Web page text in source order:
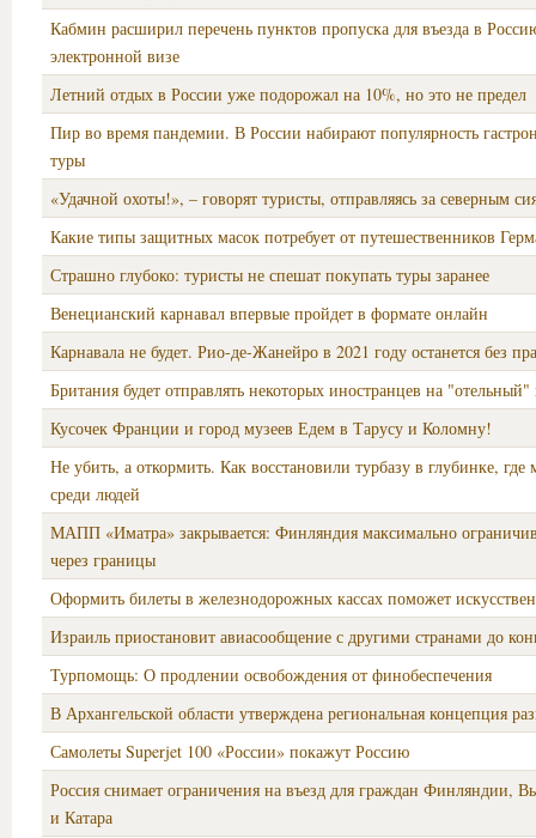
Кабмин расширил перечень пунктов пропуска для въезда в
электронной визе
Летний отдых в России уже подорожал на 10%, но это не предел
Пир во время пандемии. В России набирают популярность
туры
«Удачной охоты!», – говорят туристы, отправляясь за северным
Какие типы защитных масок потребует от путешественников
Страшно глубоко: туристы не спешат покупать туры заранее
Венецианский карнавал впервые пройдет в формате онлайн
Карнавала не будет. Рио-де-Жанейро в 2021 году останется без
Британия будет отправлять некоторых иностранцев на "отельный"
Кусочек Франции и город музеев Едем в Тарусу и Коломну!
Не убить, а откормить. Как восстановили турбазу в глубинке, где
среди людей
МАПП «Иматра» закрывается: Финляндия максимально
через границы
Оформить билеты в железнодорожных кассах поможет
Израиль приостановит авиасообщение с другими странами до
Турпомощь: О продлении освобождения от финобеспечения
В Архангельской области утверждена региональная концепция
Самолеты Superjet 100 «России» покажут Россию
Россия снимает ограничения на въезд для граждан Финляндии,
и Катара